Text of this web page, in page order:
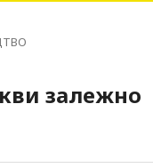
залежно